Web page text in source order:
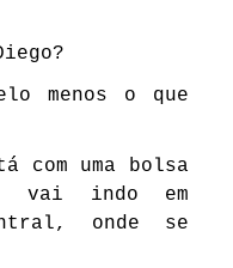
menos o que
com uma bolsa
vai indo em
onde se